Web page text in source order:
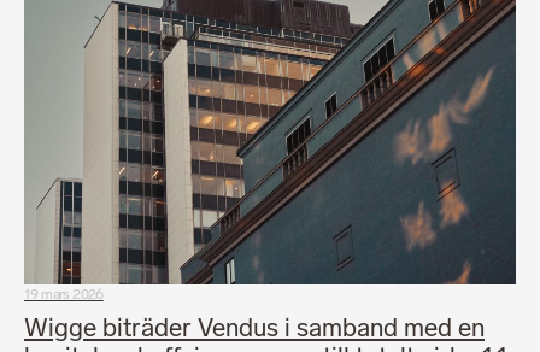
19 mars 2026
Wigge biträder Vendus i samband med en